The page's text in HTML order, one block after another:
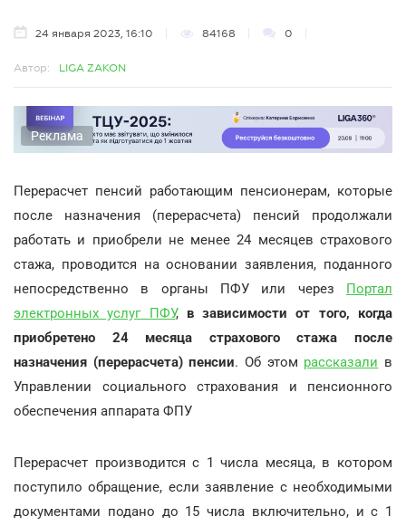
24 января 2023, 16:10 84168 0
Автор: LIGA ZAKON
Реклама
Перерасчет пенсий работающим пенсионерам, которые
после назначения (перерасчета) пенсий продолжали
работать и приобрели не менее 24 месяцев страхового
стажа, проводится на основании заявления, поданного
непосредственно в органы ПФУ или через Портал
электронных услуг ПФУ, в зависимости от того, когда
приобретено 24 месяца страхового стажа после
назначения (перерасчета) пенсии. Об этом рассказали в
Управлении социального страхования и пенсионного
обеспечения аппарата ФПУ
Перерасчет производится с 1 числа месяца, в котором
поступило обращение, если заявление с необходимыми
документами подано до 15 числа включительно, и с 1